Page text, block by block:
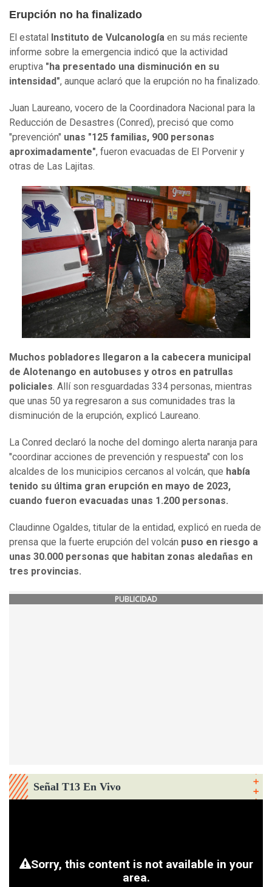
Erupción no ha finalizado
El estatal Instituto de Vulcanología en su más reciente
informe sobre la emergencia indicó que la actividad
eruptiva "ha presentado una disminución en su
intensidad", aunque aclaró que la erupción no ha finalizado.
Juan Laureano, vocero de la Coordinadora Nacional para la
Reducción de Desastres (Conred), precisó que como
"prevención" unas "125 familias, 900 personas
aproximadamente", fueron evacuadas de El Porvenir y
otras de Las Lajitas.
Muchos pobladores llegaron a la cabecera municipal
de Alotenango en autobuses y otros en patrullas
policiales. Allí son resguardadas 334 personas, mientras
que unas 50 ya regresaron a sus comunidades tras la
disminución de la erupción, explicó Laureano.
La Conred declaró la noche del domingo alerta naranja para
"coordinar acciones de prevención y respuesta" con los
alcaldes de los municipios cercanos al volcán, que había
tenido su última gran erupción en mayo de 2023,
cuando fueron evacuadas unas 1.200 personas.
Claudinne Ogaldes, titular de la entidad, explicó en rueda de
prensa que la fuerte erupción del volcán puso en riesgo a
unas 30.000 personas que habitan zonas aledañas en
tres provincias.
PUBLICIDAD
Señal T13 En Vivo